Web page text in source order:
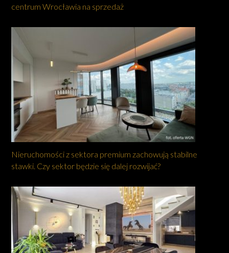
centrum Wrocławia na sprzedaż
Nieruchomości z sektora premium zachowują stabilne
stawki. Czy sektor będzie się dalej rozwijać?